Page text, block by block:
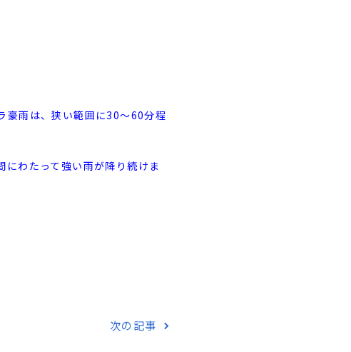
豪雨は、狭い範囲に30～60分程
わたって強い雨が降り続けま
次の記事